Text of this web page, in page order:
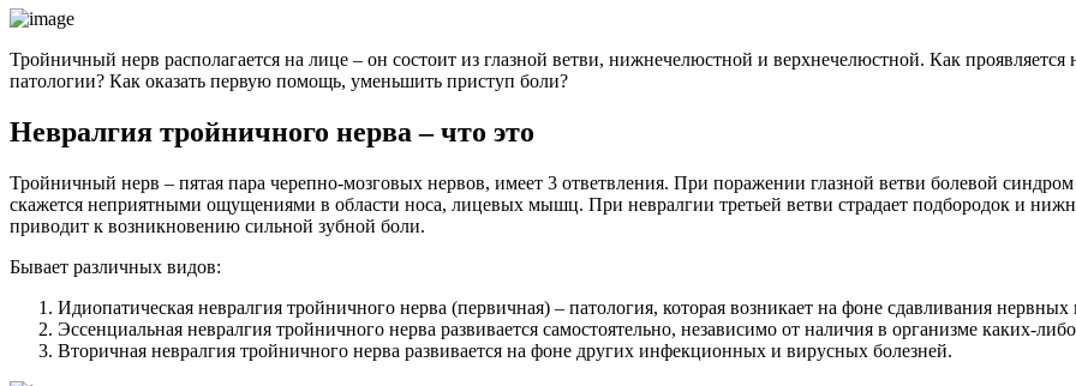
Тройничный нерв располагается на лице – он состоит из глазной ветви, нижнечелюстной и верхнечелюстной. Как
патологии? Как оказать первую помощь, уменьшить приступ боли?
Невралгия тройничного нерва – что это
Тройничный нерв – пятая пара черепно-мозговых нервов, имеет 3 ответвления. При поражении глазной ветви болевой
скажется неприятными ощущениями в области носа, лицевых мышц. При невралгии третьей ветви страдает подбородок и
приводит к возникновению сильной зубной боли.
Бывает различных видов:
Идиопатическая невралгия тройничного нерва (первичная) – патология, которая возникает на фоне сдавливания
Эссенциальная невралгия тройничного нерва развивается самостоятельно, независимо от наличия в организме каких-
Вторичная невралгия тройничного нерва развивается на фоне других инфекционных и вирусных болезней.